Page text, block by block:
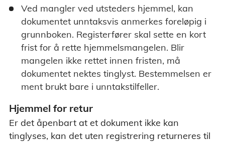
Ved mangler ved utsteders hjemmel, kan
dokumentet unntaksvis anmerkes foreløpig i
grunnboken. Registerfører skal sette en kort
frist for å rette hjemmelsmangelen. Blir
mangelen ikke rettet innen fristen, må
dokumentet nektes tinglyst. Bestemmelsen er
ment brukt bare i unntakstilfeller.
Hjemmel for retur
Er det åpenbart at et dokument ikke kan
tinglyses, kan det uten registrering returneres til